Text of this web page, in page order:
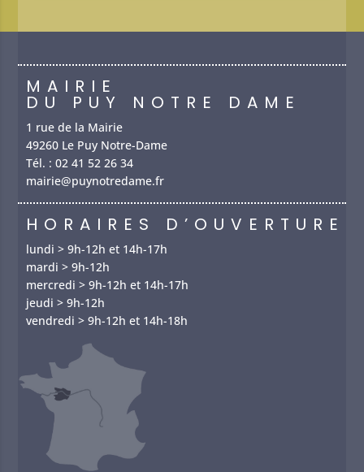
MAIRIE
DU PUY NOTRE DAME
1 rue de la Mairie
49260 Le Puy Notre-Dame
Tél. :02 41 52 26 34
mairie@puynotredame.fr
HORAIRES D’OUVERTURE
lundi > 9h-12h et 14h-17h
mardi > 9h-12h
mercredi > 9h-12h et 14h-17h
jeudi > 9h-12h
vendredi > 9h-12h et 14h-18h